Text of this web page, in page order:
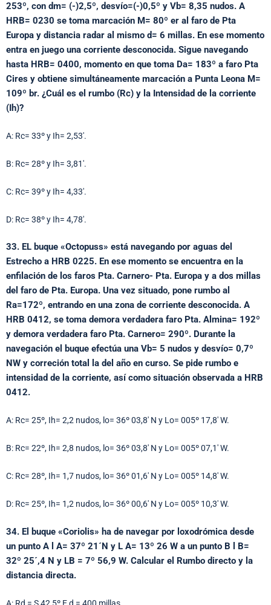
253º, con dm= (-)2,5º, desvío=(-)0,5º y Vb= 8,35 nudos. A
HRB= 0230 se toma marcación M= 80º er al faro de Pta
Europa y distancia radar al mismo d= 6 millas. En ese momento
entra en juego una corriente desconocida. Sigue navegando
hasta HRB= 0400, momento en que toma Da= 183º a faro Pta
Cires y obtiene simultáneamente marcación a Punta Leona M=
109º br. ¿Cuál es el rumbo (Rc) y la Intensidad de la corriente
(Ih)?
A: Rc= 33º y Ih= 2,53′.
B: Rc= 28º y Ih= 3,81′.
C: Rc= 39º y Ih= 4,33′.
D: Rc= 38º y Ih= 4,78′.
33. EL buque «Octopuss» está navegando por aguas del
Estrecho a HRB 0225. En ese momento se encuentra en la
enfilación de los faros Pta. Carnero- Pta. Europa y a dos millas
del faro de Pta. Europa. Una vez situado, pone rumbo al
Ra=172º, entrando en una zona de corriente desconocida. A
HRB 0412, se toma demora verdadera faro Pta. Almina= 192º
y demora verdadera faro Pta. Carnero= 290º. Durante la
navegación el buque efectúa una Vb= 5 nudos y desvío= 0,7º
NW y correción total la del año en curso. Se pide rumbo e
intensidad de la corriente, así como situación observada a HRB
0412.
A: Rc= 25º, Ih= 2,2 nudos, lo= 36º 03,8′ N y Lo= 005º 17,8′ W.
B: Rc= 22º, Ih= 2,8 nudos, lo= 36º 03,8′ N y Lo= 005º 07,1′ W.
C: Rc= 28º, Ih= 1,7 nudos, lo= 36º 01,6′ N y Lo= 005º 14,8′ W.
D: Rc= 25º, Ih= 1,2 nudos, lo= 36º 00,6′ N y Lo= 005º 10,3′ W.
34. El buque «Coriolis» ha de navegar por loxodrómica desde
un punto A l A= 37º 21´N y L A= 13º 26 W a un punto B l B=
32º 25´,4 N y LB = 7º 56,9 W. Calcular el Rumbo directo y la
distancia directa.
A: Rd = S 42,5º E d = 400 millas.